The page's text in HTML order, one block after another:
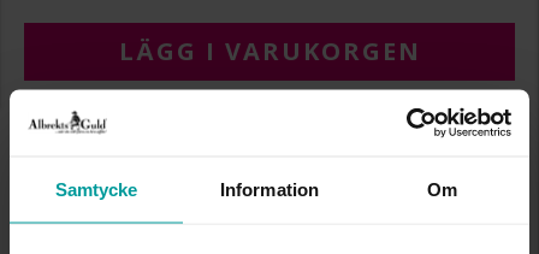
Samtycke Information Om
LÄGG I VARUKORGEN